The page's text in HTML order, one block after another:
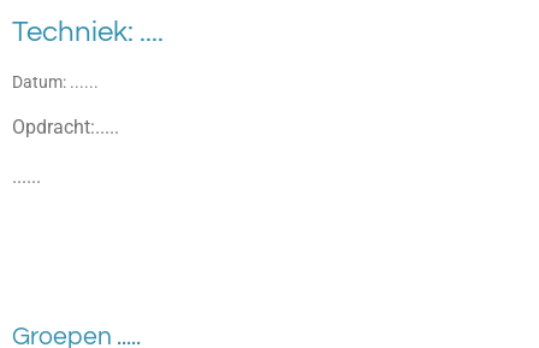
Techniek: ....
Datum: ......
Opdracht:.....
......
Groepen .....